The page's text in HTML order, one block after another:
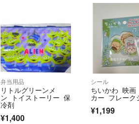
弁当用品
リトルグリーンメ
ン トイストーリー 保
冷剤
¥1,400
シール
ちいかわ 映画
カー フレーク
¥1,199